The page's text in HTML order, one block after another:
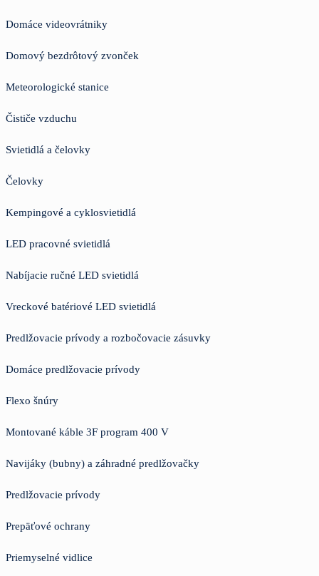
Domáce videovrátniky
Domový bezdrôtový zvonček
Meteorologické stanice
Čističe vzduchu
Svietidlá a čelovky
Čelovky
Kempingové a cyklosvietidlá
LED pracovné svietidlá
Nabíjacie ručné LED svietidlá
Vreckové batériové LED svietidlá
Predlžovacie prívody a rozbočovacie zásuvky
Domáce predlžovacie prívody
Flexo šnúry
Montované káble 3F program 400 V
Navijáky (bubny) a záhradné predlžovačky
Predlžovacie prívody
Prepäťové ochrany
Priemyselné vidlice